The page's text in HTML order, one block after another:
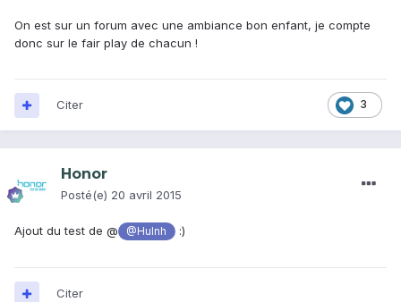
On est sur un forum avec une ambiance bon enfant, je compte
donc sur le fair play de chacun !
3
Citer
Honor
Posté(e) 20 avril 2015
Ajout du test de @ @Hulnh :)
Citer